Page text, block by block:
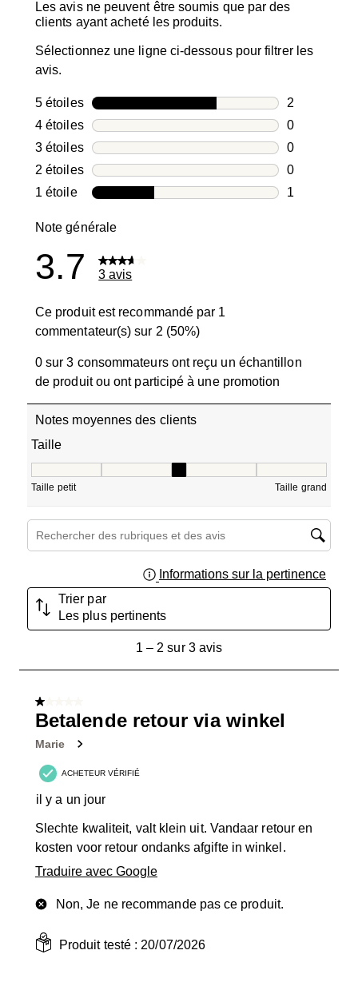
Les avis ne peuvent être soumis que par des
clients ayant acheté les produits.
Sélectionnez une ligne ci-dessous pour filtrer les
avis.
5 étoilesétoiles
2
2 avis avec
4 étoilesétoiles
0
0 avis avec
3 étoilesétoiles
0
0 avis avec
2 étoilesétoiles
0
0 avis avec
1 étoileétoiles
1
Note générale
3.7 3 avis
Ce produit est recommandé par 1
commentateur(s) sur 2 (50%)
0 sur 3 consommateurs ont reçu un échantillon
de produit ou ont participé à une promotion
Notes moyennes des clients
Taille
Taille petit Taille grand
Zone de recherche de sujet et d'avis
Informations sur la pertinence
Trier par
Les plus pertinents
sur
avis.
1– 2 sur 3 avis
1 sur 5 étoiles.
Betalende retour via winkel
Marie
ACHETEUR VÉRIFIÉ
il y a un jour
Slechte kwaliteit, valt klein uit. Vandaar retour en
kosten voor retour ondanks afgifte in winkel.
Traduire avec Google
Non, Je ne recommande pas ce produit.
Produit testé :20/07/2026